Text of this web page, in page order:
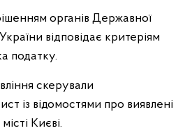
органів Державної
відповідає критеріям
податку.
скерували
із відомостями про виявлені
Києві.